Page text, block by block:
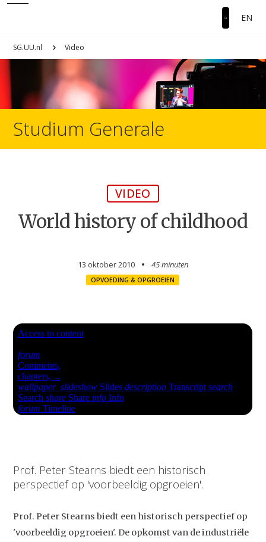
EN
SG.UU.nl Video
Studium Generale
VIDEO
World history of childhood
13 oktober 2010 45 minuten
OPVOEDING & OPGROEIEN
Prof. Peter Stearns biedt een historisch
perspectief op 'voorbeeldig opgroeien'.
Prof. Peter Stearns biedt een historisch perspectief op
'voorbeeldig opgroeien'. De opkomst van de industriële